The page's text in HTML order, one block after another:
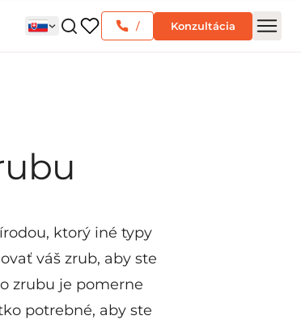
/ Konzultácia
ktorý iné typy
váš zrub, aby ste
zrubu je pomerne
potrebné, aby ste